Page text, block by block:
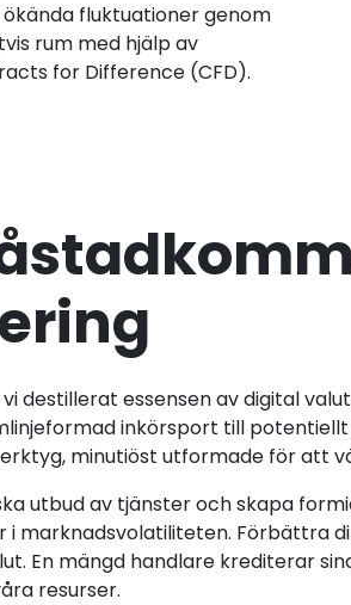
fluktuationer genom
rum med hjälp av
for Difference (CFD).
destillerat essensen av digital
inkörsport till
minutiöst utformade för att
utbud av tjänster och skapa
i marknadsvolatiliteten. Förbättra
En mängd handlare krediterar
resurser.